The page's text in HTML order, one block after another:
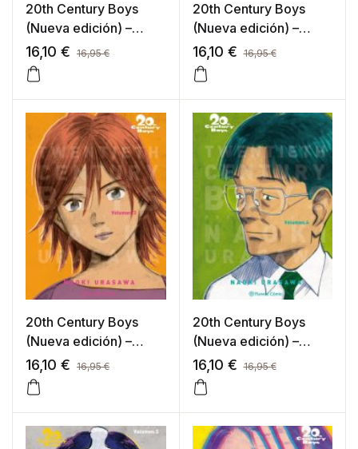
20th Century Boys
(Nueva edición) –
tomo 001
16,10 € 16,95€
20th Century Boys
(Nueva edición) –
tomo 002
16,10 € 16,95€
20th Century Boys
(Nueva edición) –
tomo 003
16,10 € 16,95€
20th Century Boys
(Nueva edición) –
tomo 004
16,10 € 16,95€